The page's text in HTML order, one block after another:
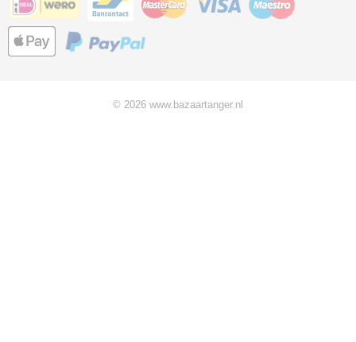
© 2026 www.bazaartanger.nl